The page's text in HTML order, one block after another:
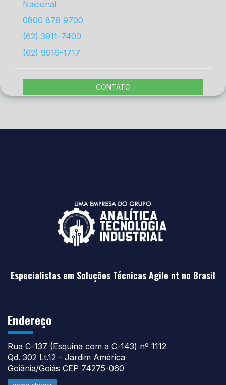
Nacional
0800 878 9700
(62) 3911-7400
(62) 9916-1717
CONTATO
Especialistas em Soluções Técnicas Agile nt no Brasil
Endereço
Rua C-137 (Esquina com a C-143) nº 1112
Qd. 302 Lt.12 - Jardim América
Goiânia/Goiás CEP 74275-060